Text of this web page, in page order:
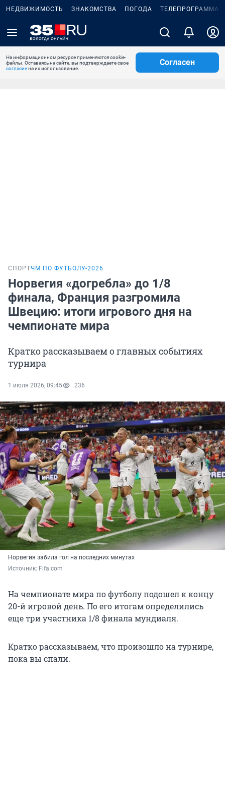
НЕДВИЖИМОСТЬ ЗНАКОМСТВА ПОГОДА ТЕЛЕПРОГРАММА
На информационном ресурсе применяются cookie-
файлы. Оставаясь на сайте, вы подтверждаете свое
согласиена их использование.
Согласен
СПОРТЧМ ПО ФУТБОЛУ-2026
Норвегия «догребла» до 1/8
финала, Франция разгромила
Швецию: итоги игрового дня на
чемпионате мира
Кратко рассказываем о главных событиях
турнира
1 июля 2026, 09:45 236
Норвегия забила гол на последних минутах
Источник: Fifa.com
На чемпионате мира по футболу подошел к концу
20-й игровой день. По его итогам определились
еще три участника 1/8 финала мундиаля.
Кратко рассказываем, что произошло на турнире,
пока вы спали.